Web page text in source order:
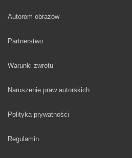
Autorom obrazów
Partnerstwo
Warunki zwrotu
Naruszenie praw autorskich
Polityka prywatności
Regulamin